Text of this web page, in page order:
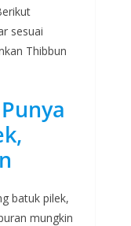
sesuai
Thibbun
batuk pilek,
mungkin